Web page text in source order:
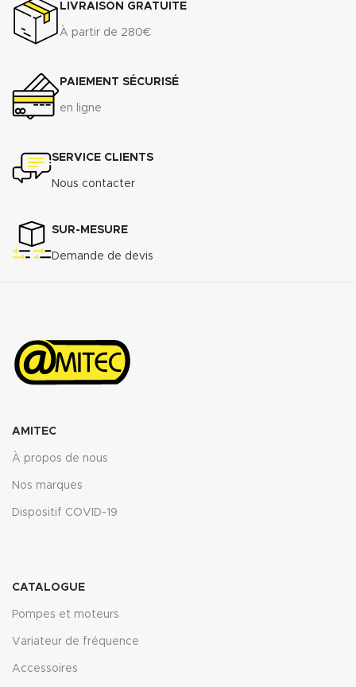
LIVRAISON GRATUITE
À partir de 280€
PAIEMENT SÉCURISÉ
en ligne
SERVICE CLIENTS
Nous contacter
SUR-MESURE
Demande de devis
AMITEC
À propos de nous
Nos marques
Dispositif COVID-19
CATALOGUE
Pompes et moteurs
Variateur de fréquence
Accessoires